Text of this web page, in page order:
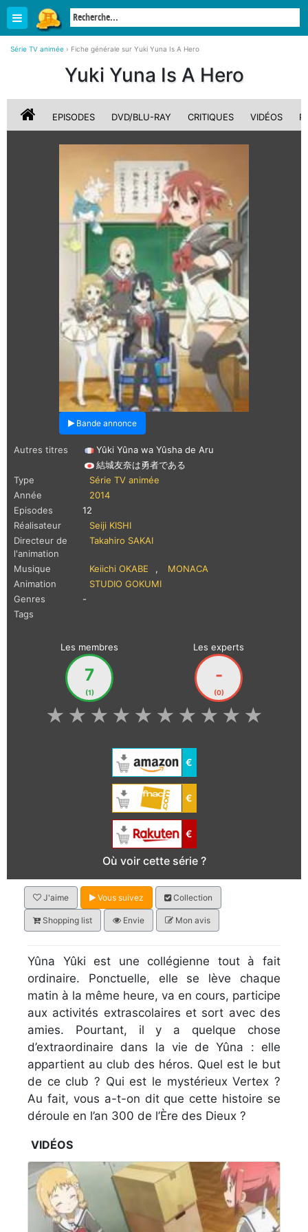
Série TV animée › Fiche générale sur Yuki Yuna Is A Hero
Yuki Yuna Is A Hero
EPISODES DVD/BLU-RAY CRITIQUES VIDÉOS
Bande annonce
Autres titres
Yûki Yûna wa Yûsha de Aru
結城友奈は勇者である
Type
Série TV animée
Année
2014
Episodes
12
Réalisateur
Seiji KISHI
Directeur de
l'animation
Takahiro SAKAI
Musique Keiichi OKABE ,
MONACA
Animation
STUDIO GOKUMI
Genres
-
Tags
Les membres
7
(1)
Les experts
-
(0)
★
★
★
★
★
★
★
★
★
★
€
€
€
Où voir cette série ?
J'aime Vous suivez Collection
Shopping list Envie Mon avis
Yûna Yûki est une collégienne tout à fait
ordinaire. Ponctuelle, elle se lève chaque
matin à la même heure, va en cours, participe
aux activités extrascolaires et sort avec des
amies. Pourtant, il y a quelque chose
d’extraordinaire dans la vie de Yûna : elle
appartient au club des héros. Quel est le but
de ce club ? Qui est le mystérieux Vertex ?
Au fait, vous a-t-on dit que cette histoire se
déroule en l’an 300 de l’Ère des Dieux ?
VIDÉOS